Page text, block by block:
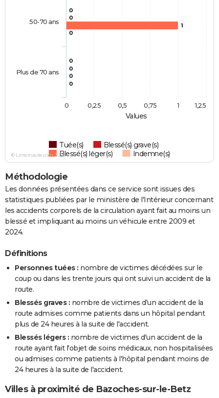
Values
0
0
0
0
1
0
0
0
Tuée(s)
Blessé(s) grave(s)
Blessé(s) léger(s)
Indemne(s)
50-70 ans
Plus de 70 ans
0 1
0,25 0,5 0,75 1,25
© Linternaute.com 2026
Méthodologie
Les données présentées dans ce service sont issues des
statistiques publiées par le ministère de l'Intérieur concernant
les accidents corporels de la circulation ayant fait au moins un
blessé et impliquant au moins un véhicule entre 2009 et
2024.
Définitions
Personnes tuées : nombre de victimes décédées sur le
coup ou dans les trente jours qui ont suivi un accident de la
route.
Blessés graves : nombre de victimes d'un accident de la
route admises comme patients dans un hôpital pendant
plus de 24 heures à la suite de l'accident.
Blessés légers : nombre de victimes d'un accident de la
route ayant fait l'objet de soins médicaux, non hospitalisées
ou admises comme patients à l'hôpital pendant moins de
24 heures à la suite de l'accident.
Villes à proximité de Bazoches-sur-le-Betz